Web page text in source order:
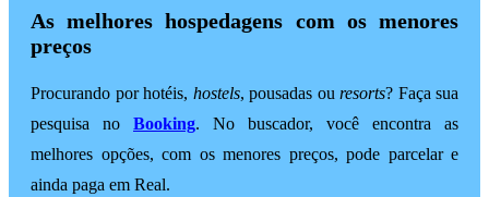
As melhores hospedagens com os menores
preços
Procurando por hotéis, hostels, pousadas ou resorts? Faça sua
pesquisa no Booking. No buscador, você encontra as
melhores opções, com os menores preços, pode parcelar e
ainda paga em Real.